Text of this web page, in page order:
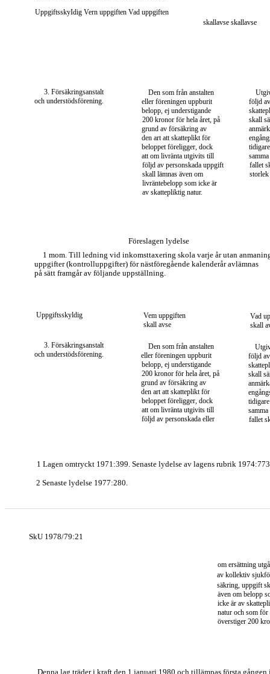
UppgiftsskyIdig Vern uppgiften Vad uppgiften
skallavse skallavse
3. Försäkringsanstalt
och understödsförening.
Den som från anstalten
eller föreningen uppburit
belopp, ej understigande
200 kronor för hela året, på
grund av försäkring av
den art att skatteplikt för
beloppet föreligger, dock
att om livränta utgivits till
följd av personskada uppgift
skall lämnas även om
livräntebelopp som icke är
av skattepliktig natur.
följd
skall
fallet
storlek
Föreslagen lydelse
1 mom. Till ledning vid inkomsttaxering skola varje år utan
uppgifter (kontrolluppgifter) för nästföregående kalenderår avlämnas
på sätt framgår av följande uppställning.
Uppgiftsskyldig
Vem uppgiften
skall avse
Vad
skall
3. Försäkringsanstalt
och understödsförening.
Den som från anstalten
eller föreningen uppburit
belopp, ej understigande
200 kronor för hela året, på
grund av försäkring av
den art att skatteplikt för
beloppet föreligger, dock
att om livränta utgivits till
följd av personskada eller
följd
skall
fallet
1 Lagen omtryckt 1971:399. Senaste lydelse av lagens rubrik
2 Senaste lydelse 1977:280.
SkU 1978/79:21
om ersättning
av kollektiv
säkring, uppgift
även om belopp
icke är av
natur och som för
överstiger 200
Denna lag träder i kraft den 1 januari 1980 och tillämpas första gången